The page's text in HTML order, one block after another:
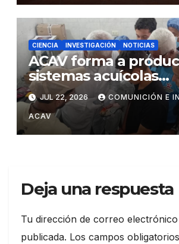
CIENCIA INVESTIGACIÓN NOTICIAS
ACAV forma a
sistemas acuícolas
sustentables en
JUL 22, 2026 COMUNICIÓN E
ACAV
Deja una respuesta
Tu dirección de correo
publicada. Los campos